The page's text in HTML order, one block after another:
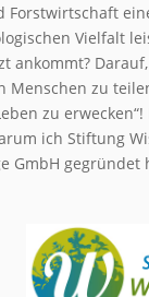
Forstwirtschaft
Vielfalt
ankommt?
Menschen zu
zu
ich Stiftung
GmbH gegründet